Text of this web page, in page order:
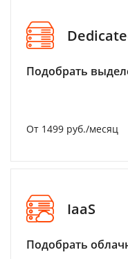
Подобрать
От 1499 руб./месяц
IaaS
Подобрать